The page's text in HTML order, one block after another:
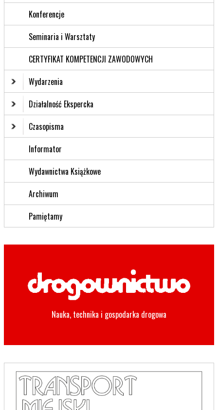
Konferencje
Seminaria i Warsztaty
CERTYFIKAT KOMPETENCJI ZAWODOWYCH
Wydarzenia
Działalność Ekspercka
Czasopisma
Informator
Wydawnictwa Książkowe
Archiwum
Pamiętamy
Nauka, technika i gospodarka drogowa